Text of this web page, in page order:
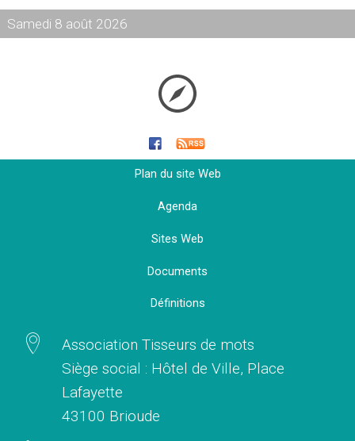
Samedi 8 août 2026
Plan du site Web
Agenda
Sites Web
Documents
Définitions
Association Tisseurs de mots
Siège social : Hôtel de Ville, Place
Lafayette
43100 Brioude